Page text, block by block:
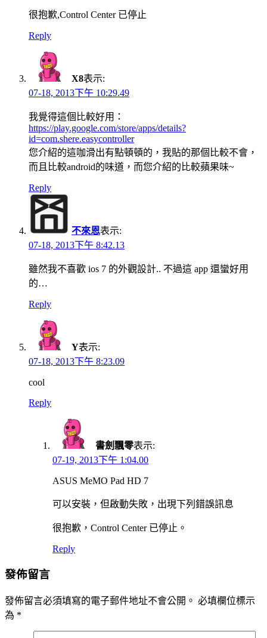
很抱歉,Control Center 已停止
Reply
X8表示:
07-18, 2013下午 10:29.49
我覺得這個比較好用：
https://play.google.com/store/apps/details?
id=com.shere.easycontroller
您介紹的這咖滑出有點頓頓的，我貼的那個比較不會，
而且比較android的味道，而您介紹的比較蘋果味~
Reply
不來恩表示:
07-18, 2013下午 8:42.13
雖然我不喜歡 ios 7 的外觀設計.. 不過這 app 還蠻好用
的…
Reply
Y表示:
07-18, 2013下午 8:23.09
cool
Reply
書劍飄零表示:
07-19, 2013下午 1:04.00
ASUS MeMO Pad HD 7
可以安裝，但啟動失敗，出現下列錯誤訊息
很抱歉，Control Center 已停止。
Reply
發佈留言
發佈留言必須填寫的電子郵件地址不會公開。 必填欄位標示
為 *